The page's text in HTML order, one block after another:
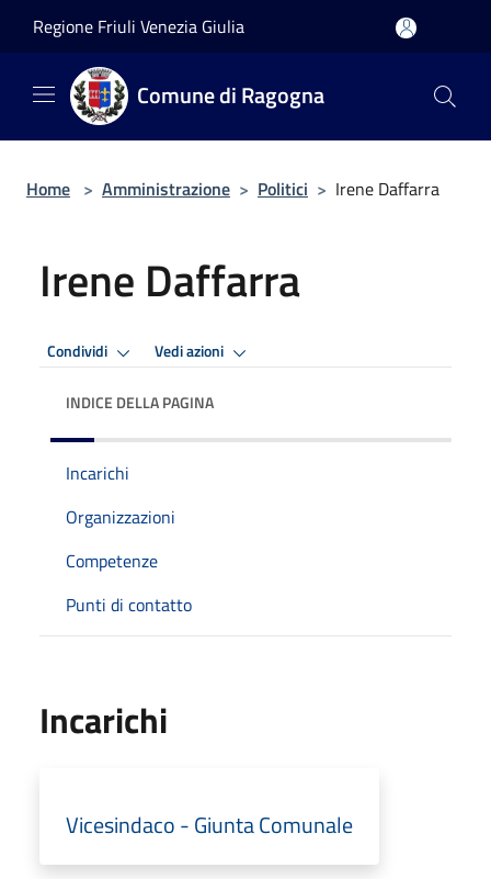
Regione Friuli Venezia Giulia
Comune di Ragogna
Home > Amministrazione > Politici > Irene Daffarra
Irene Daffarra
Condividi Vedi azioni
INDICE DELLA PAGINA
Incarichi
Organizzazioni
Competenze
Punti di contatto
Incarichi
Vicesindaco - Giunta Comunale